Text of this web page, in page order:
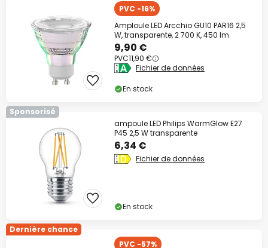
PVC -16%
Amploule LED Arcchio GU10 PAR16 2,5
W, transparente, 2 700 K, 450 lm
9,90 €
PVC11,90 €
Fichier de données
En stock
Sponsorisé
ampoule LED Philips WarmGlow E27
P45 2,5 W transparente
6,34 €
Fichier de données
En stock
Dernière chance
PVC -57%